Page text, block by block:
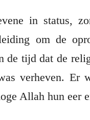
in status,
om de
de tijd dat de
verheven. Er
Allah hun eer